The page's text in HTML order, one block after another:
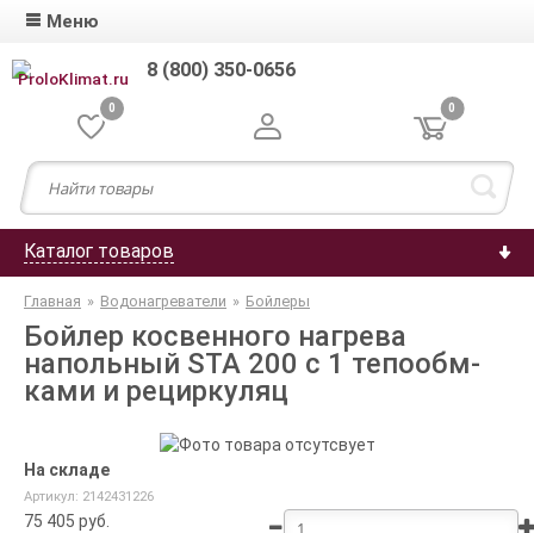
Меню
8 (800) 350-0656
0 0
Каталог товаров
Главная » Водонагреватели » Бойлеры
Бойлер косвенного нагрева
напольный STA 200 с 1 тепообм-
ками и рециркуляц
На складе
Артикул: 2142431226
75 405 руб.